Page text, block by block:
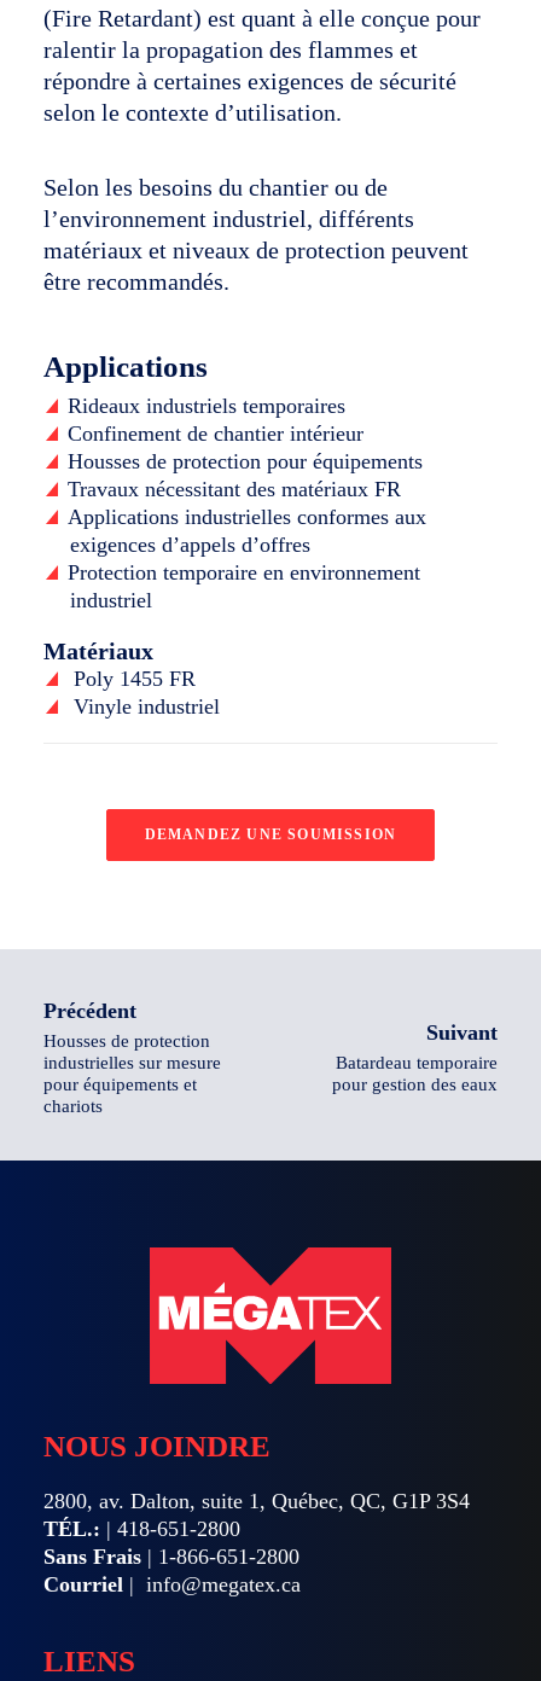
(Fire Retardant) est quant à elle conçue pour
ralentir la propagation des flammes et
répondre à certaines exigences de sécurité
selon le contexte d’utilisation.
Selon les besoins du chantier ou de
l’environnement industriel, différents
matériaux et niveaux de protection peuvent
être recommandés.
Applications
Rideaux industriels temporaires
Confinement de chantier intérieur
Housses de protection pour équipements
Travaux nécessitant des matériaux FR
Applications industrielles conformes aux
exigences d’appels d’offres
Protection temporaire en environnement
industriel
Matériaux
Poly 1455 FR
Vinyle industriel
DEMANDEZ UNE SOUMISSION
Suivant
Batardeau temporaire
pour gestion des eaux
Précédent
Housses de protection
industrielles sur mesure
pour équipements et
chariots
NOUS JOINDRE
2800, av. Dalton, suite 1, Québec, QC, G1P 3S4
TÉL.: | 418-651-2800
Sans Frais | 1-866-651-2800
Courriel | info@megatex.ca
LIENS